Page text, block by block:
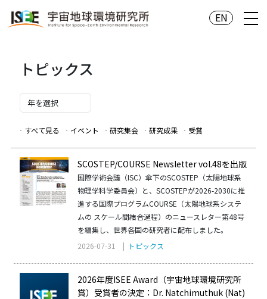
EN
トピックス
すべて見る イベント 研究集会 研究成果 受賞
SCOSTEP/COURSE Newsletter vol.48を出版
国際学術会議（ISC）傘下のSCOSTEP（太陽地球系
物理学科学委員会）と、SCOSTEPが2026-2030に推
進する国際プログラムCOURSE（太陽地球系システ
ムの スケール間結合過程）のニュースレター第48号
を編集し、世界各国の研究者に配布しました。
2026-07-31 | トピックス
2026年度ISEE Award（宇宙地球環境研究所
賞）受賞者の決定：Dr. Natchimuthuk (Nat)